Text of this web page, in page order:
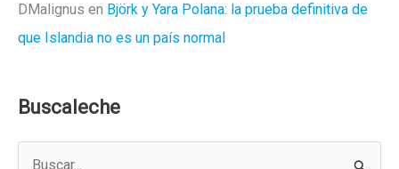
DMalignus en Björk y Yara Polana: la prueba definitiva de
que Islandia no es un país normal
Buscaleche